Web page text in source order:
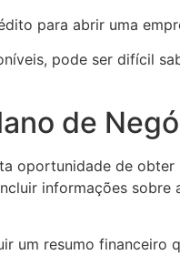
para abrir uma
pode ser difícil
de
oportunidade de
informações sobre
um resumo